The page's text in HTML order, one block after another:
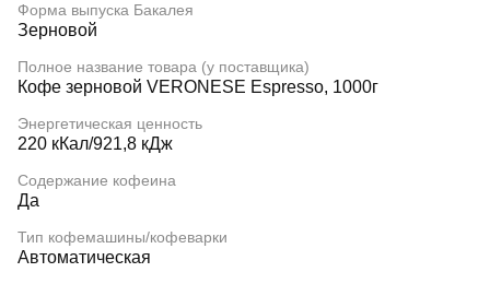
Форма выпуска Бакалея
Зерновой
Полное название товара (у поставщика)
Кофе зерновой VERONESE Espresso, 1000г
Энергетическая ценность
220 кКал/921,8 кДж
Содержание кофеина
Да
Тип кофемашины/кофеварки
Автоматическая